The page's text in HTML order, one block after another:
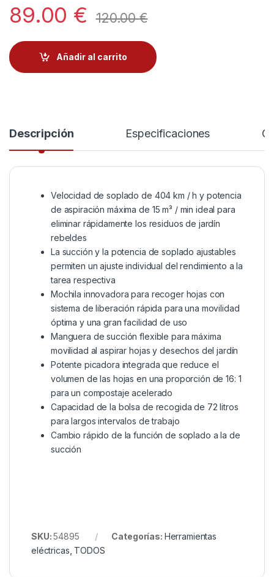
89.00 € 120.00€
Añadir al carrito
Descripción Especificaciones
Velocidad de soplado de 404 km / h y potencia
de aspiración máxima de 15 m³ / min ideal para
eliminar rápidamente los residuos de jardín
rebeldes
La succión y la potencia de soplado ajustables
permiten un ajuste individual del rendimiento a la
tarea respectiva
Mochila innovadora para recoger hojas con
sistema de liberación rápida para una movilidad
óptima y una gran facilidad de uso
Manguera de succión flexible para máxima
movilidad al aspirar hojas y desechos del jardín
Potente picadora integrada que reduce el
volumen de las hojas en una proporción de 16: 1
para un compostaje acelerado
Capacidad de la bolsa de recogida de 72 litros
para largos intervalos de trabajo
Cambio rápido de la función de soplado a la de
succión
SKU:54895 Categorías: Herramientas
eléctricas, TODOS